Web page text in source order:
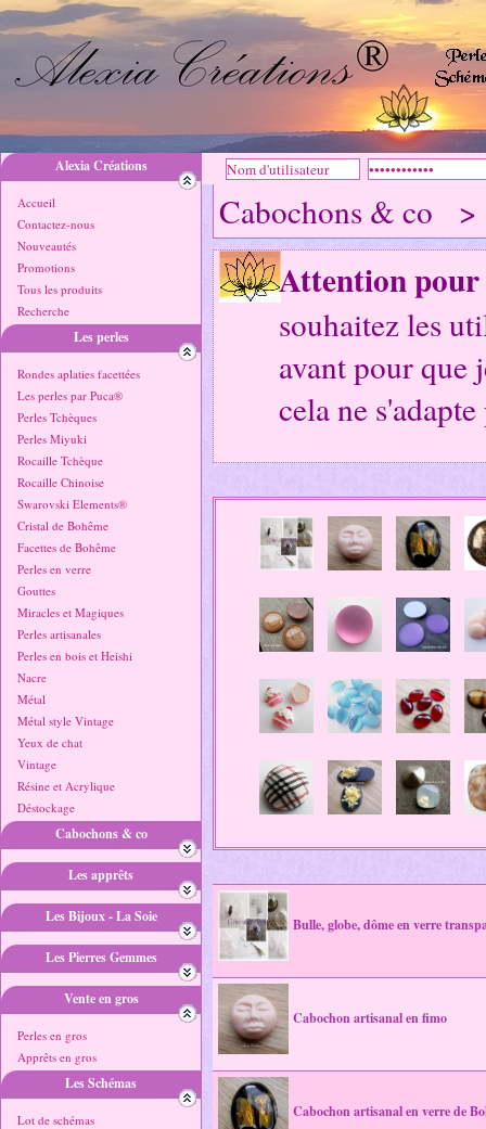
Alexia Créations
Accueil
Contactez-nous
Nouveautés
Promotions
Tous les produits
Recherche
Les perles
Rondes aplaties facettées
Les perles par Puca®
Perles Tchèques
Perles Miyuki
Rocaille Tchèque
Rocaille Chinoise
Swarovski Elements®
Cristal de Bohême
Facettes de Bohême
Perles en verre
Gouttes
Miracles et Magiques
Perles artisanales
Perles en bois et Heishi
Nacre
Métal
Métal style Vintage
Yeux de chat
Vintage
Résine et Acrylique
Déstockage
Cabochons & co
Les apprêts
Les Bijoux - La Soie
Les Pierres Gemmes
Vente en gros
Perles en gros
Apprêts en gros
Les Schémas
Lot de schémas
Cabochons & co
Attention pour
souhaitez les
avant pour que
cela ne
Bulle, globe, dôme en verre
Cabochon artisanal en fimo
Cabochon artisanal en verre de